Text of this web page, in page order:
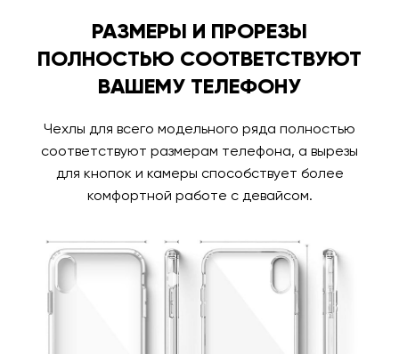
РАЗМЕРЫ И ПРОРЕЗЫ
ПОЛНОСТЬЮ СООТВЕТСТВУЮТ
ВАШЕМУ ТЕЛЕФОНУ
Чехлы для всего модельного ряда полностью
соответствуют размерам телефона, а вырезы
для кнопок и камеры способствует более
комфортной работе с девайсом.